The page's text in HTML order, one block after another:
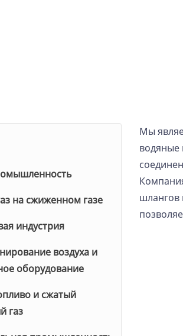
воздушный шланг
диаметра (с
воздушный шланг в
молотка
на сжиженном газе
ацетиленовый
двухшланговый
двухшланговый
индустрия
льда
мытья продуктов
для шланга
давления с
воздуха и
оборудование
заправкии сжатый
газ
Мы
водяные
шлангов